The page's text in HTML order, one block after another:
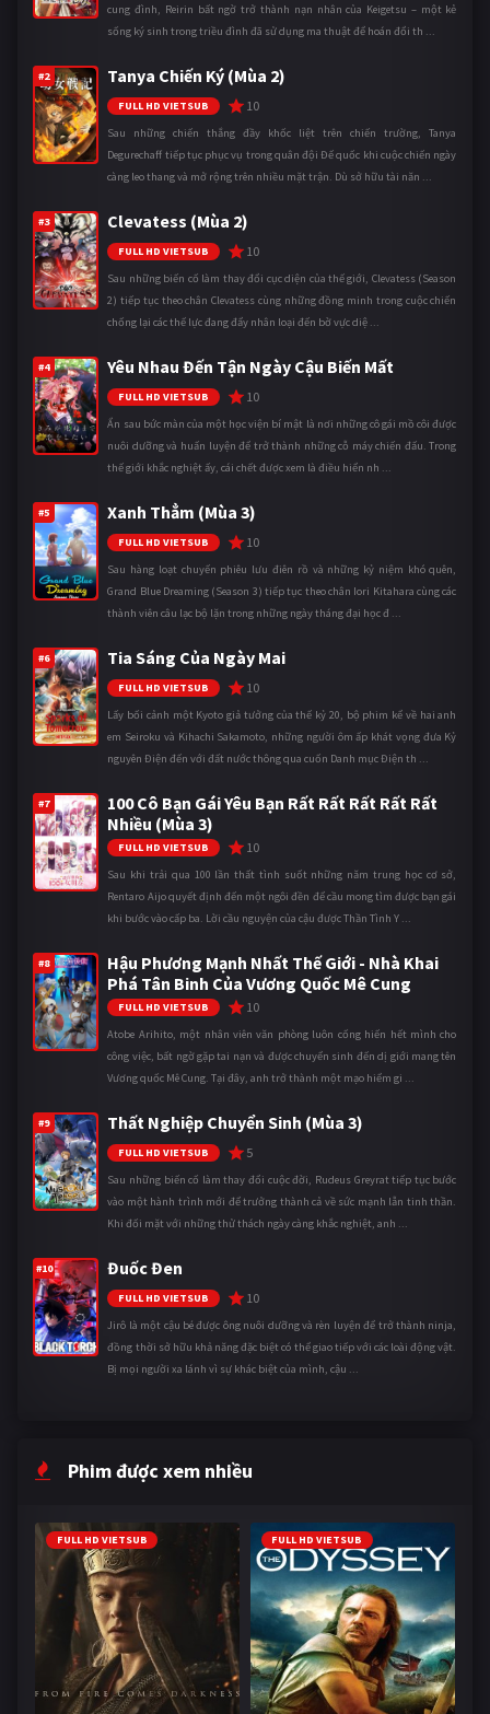
cung đình, Reirin bất ngờ trở thành nạn nhân của Keigetsu – một kẻ
sống ký sinh trong triều đình đã sử dụng ma thuật để hoán đổi th ...
#2 Tanya Chiến Ký (Mùa 2)
FULL HD VIETSUB 10
Sau những chiến thắng đầy khốc liệt trên chiến trường, Tanya
Degurechaff tiếp tục phục vụ trong quân đội Đế quốc khi cuộc chiến ngày
càng leo thang và mở rộng trên nhiều mặt trận. Dù sở hữu tài năn ...
#3 Clevatess (Mùa 2)
FULL HD VIETSUB 10
Sau những biến cố làm thay đổi cục diện của thế giới, Clevatess (Season
2) tiếp tục theo chân Clevatess cùng những đồng minh trong cuộc chiến
chống lại các thế lực đang đẩy nhân loại đến bờ vực diệ ...
#4 Yêu Nhau Đến Tận Ngày Cậu Biến Mất
FULL HD VIETSUB 10
Ẩn sau bức màn của một học viện bí mật là nơi những cô gái mồ côi được
nuôi dưỡng và huấn luyện để trở thành những cỗ máy chiến đấu. Trong
thế giới khắc nghiệt ấy, cái chết được xem là điều hiển nh ...
#5 Xanh Thẳm (Mùa 3)
FULL HD VIETSUB 10
Sau hàng loạt chuyến phiêu lưu điên rồ và những kỷ niệm khó quên,
Grand Blue Dreaming (Season 3) tiếp tục theo chân Iori Kitahara cùng các
thành viên câu lạc bộ lặn trong những ngày tháng đại học đ ...
#6 Tia Sáng Của Ngày Mai
FULL HD VIETSUB 10
Lấy bối cảnh một Kyoto giả tưởng của thế kỷ 20, bộ phim kể về hai anh
em Seiroku và Kihachi Sakamoto, những người ôm ấp khát vọng đưa Kỷ
nguyên Điện đến với đất nước thông qua cuốn Danh mục Điện th ...
#7
100 Cô Bạn Gái Yêu Bạn Rất Rất Rất Rất Rất
Nhiều (Mùa 3)
FULL HD VIETSUB 10
Sau khi trải qua 100 lần thất tình suốt những năm trung học cơ sở,
Rentaro Aijo quyết định đến một ngôi đền để cầu mong tìm được bạn gái
khi bước vào cấp ba. Lời cầu nguyện của cậu được Thần Tình Y ...
#8
Hậu Phương Mạnh Nhất Thế Giới - Nhà Khai
Phá Tân Binh Của Vương Quốc Mê Cung
FULL HD VIETSUB 10
Atobe Arihito, một nhân viên văn phòng luôn cống hiến hết mình cho
công việc, bất ngờ gặp tai nạn và được chuyển sinh đến dị giới mang tên
Vương quốc Mê Cung. Tại đây, anh trở thành một mạo hiểm gi ...
#9 Thất Nghiệp Chuyển Sinh (Mùa 3)
FULL HD VIETSUB 5
Sau những biến cố làm thay đổi cuộc đời, Rudeus Greyrat tiếp tục bước
vào một hành trình mới để trưởng thành cả về sức mạnh lẫn tinh thần.
Khi đối mặt với những thử thách ngày càng khắc nghiệt, anh ...
#10 Đuốc Đen
FULL HD VIETSUB 10
Jirô là một cậu bé được ông nuôi dưỡng và rèn luyện để trở thành ninja,
đồng thời sở hữu khả năng đặc biệt có thể giao tiếp với các loài động vật.
Bị mọi người xa lánh vì sự khác biệt của mình, cậu ...
Phim được xem nhiều
FULL HD VIETSUB FULL HD VIETSUB